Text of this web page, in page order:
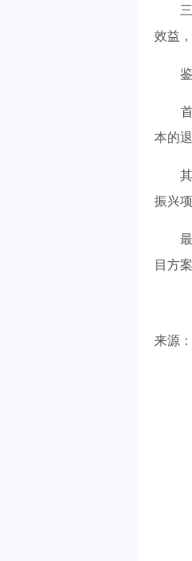
三是
效益
鉴于
首先
本的
其次
振兴
最后
目方
来源：